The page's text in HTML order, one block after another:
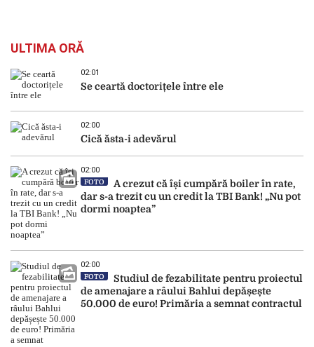
ULTIMA ORĂ
02:01
Se ceartă doctorițele între ele
02:00
Cică ăsta-i adevărul
02:00
FOTO
A crezut că își cumpără boiler în rate,
dar s-a trezit cu un credit la TBI Bank! „Nu pot
dormi noaptea”
02:00
FOTO
Studiul de fezabilitate pentru proiectul
de amenajare a râului Bahlui depășește
50.000 de euro! Primăria a semnat contractul